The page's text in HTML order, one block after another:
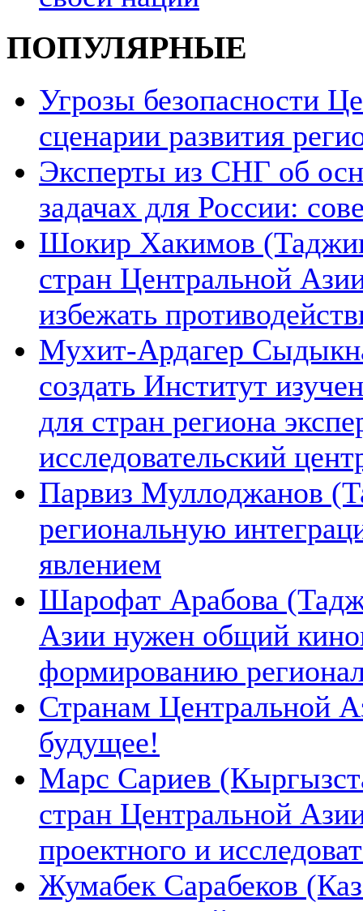
ПОПУЛЯРНЫЕ
Угрозы безопасности
сценарии развития
Эксперты из СНГ об
задачах для России:
Шокир Хакимов
стран Центральной
избежать
Мухит-Ардагер
создать Институт
для стран региона
исследовательский
Парвиз Муллоджанов
региональную
явлением
Шарофат Арабова
Азии нужен общий
формированию
Странам Центральной
будущее!
Марс Сариев
стран Центральной
проектного и
Жумабек Сарабеков